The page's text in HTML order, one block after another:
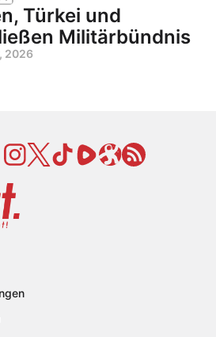
Türkei und
Militärbündnis
2026